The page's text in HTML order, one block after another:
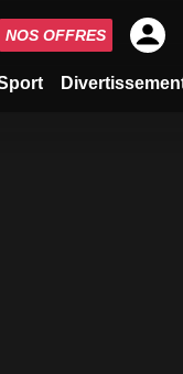
NOS OFFRES